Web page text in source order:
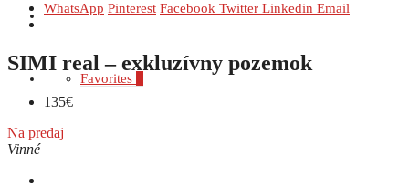
Kontakt
Favorites
WhatsApp Pinterest Facebook Twitter Linkedin Email
SIMI real – exkluzívny pozemok
135€
Na predaj
Vinné